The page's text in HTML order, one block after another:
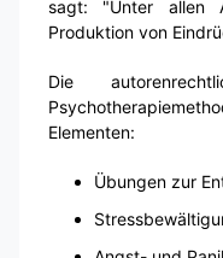
sagt: "Unter allen
Produktion von
Die
Elementen:
Übungen zur